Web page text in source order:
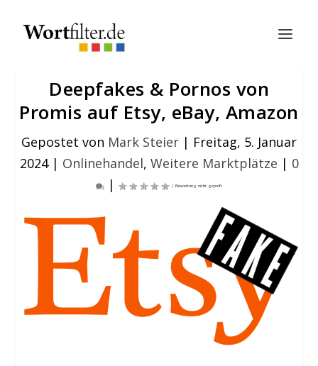
Deepfakes & Pornos von
Promis auf Etsy, eBay, Amazon
Gepostet von Mark Steier | Freitag, 5. Januar
2024| Onlinehandel, Weitere Marktplätze | 0
|